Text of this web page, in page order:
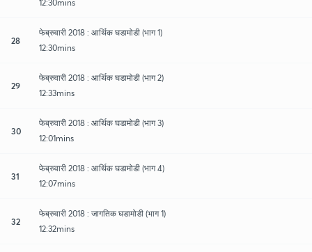
12:30mins
28
फेब्रुवारी 2018 : आर्थिक घडामोडी (भाग 1)
12:30mins
29
फेब्रुवारी 2018 : आर्थिक घडामोडी (भाग 2)
12:33mins
30
फेब्रुवारी 2018 : आर्थिक घडामोडी (भाग 3)
12:01mins
31
फेब्रुवारी 2018 : आर्थिक घडामोडी (भाग 4)
12:07mins
32
फेब्रुवारी 2018 : जागतिक घडामोडी (भाग 1)
12:32mins